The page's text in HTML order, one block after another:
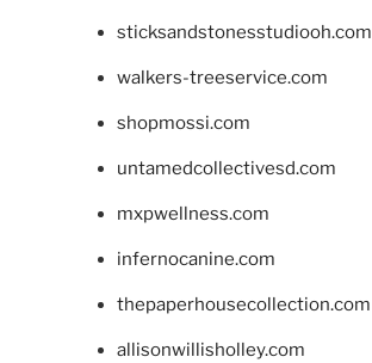
sticksandstonesstudiooh.com
walkers-treeservice.com
shopmossi.com
untamedcollectivesd.com
mxpwellness.com
infernocanine.com
thepaperhousecollection.com
allisonwillisholley.com